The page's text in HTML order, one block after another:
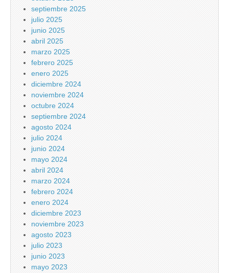
septiembre 2025
julio 2025
junio 2025
abril 2025
marzo 2025
febrero 2025
enero 2025
diciembre 2024
noviembre 2024
octubre 2024
septiembre 2024
agosto 2024
julio 2024
junio 2024
mayo 2024
abril 2024
marzo 2024
febrero 2024
enero 2024
diciembre 2023
noviembre 2023
agosto 2023
julio 2023
junio 2023
mayo 2023